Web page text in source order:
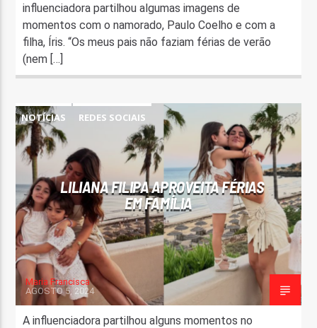
influenciadora partilhou algumas imagens de
momentos com o namorado, Paulo Coelho e com a
filha, Íris. “Os meus pais não faziam férias de verão
(nem […]
NOTÍCIAS REDES SOCIAIS
LILIANA FILIPA APROVEITA FÉRIAS
EM FAMÍLIA
Maria Francisca
AGOSTO 5, 2024
A influenciadora partilhou alguns momentos no